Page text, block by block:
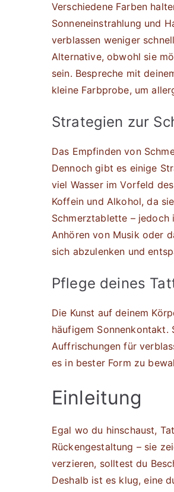
Verschiedene Farben
Sonneneinstrahlung und
verblassen weniger
Alternative, obwohl sie
sein. Bespreche mit
kleine Farbprobe, um
Strategien zur
Das Empfinden von
Dennoch gibt es einige
viel Wasser im Vorfeld
Koffein und Alkohol, da
Schmerztablette – jedoch
Anhören von Musik oder
sich abzulenken und
Pflege deines
Die Kunst auf deinem
häufigem Sonnenkontakt.
Auffrischungen für
es in bester Form zu
Einleitung
Egal wo du hinschaust,
Rückengestaltung – sie
verzieren, solltest du
Deshalb ist es klug, eine